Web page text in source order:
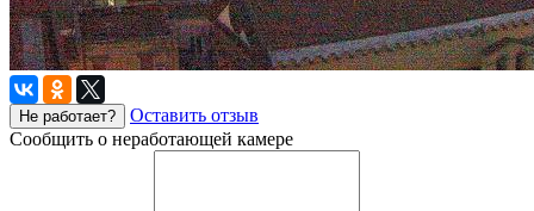
Не работает?
Оставить отзыв
Сообщить о неработающей камере